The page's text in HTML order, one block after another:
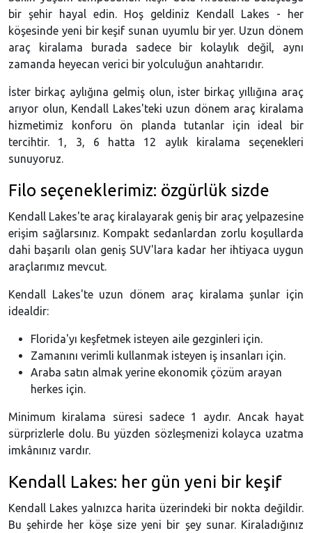
bir şehir hayal edin. Hoş geldiniz Kendall Lakes - her
köşesinde yeni bir keşif sunan uyumlu bir yer. Uzun dönem
araç kiralama burada sadece bir kolaylık değil, aynı
zamanda heyecan verici bir yolculuğun anahtarıdır.
İster birkaç aylığına gelmiş olun, ister birkaç yıllığına araç
arıyor olun, Kendall Lakes'teki uzun dönem araç kiralama
hizmetimiz konforu ön planda tutanlar için ideal bir
tercihtir. 1, 3, 6 hatta 12 aylık kiralama seçenekleri
sunuyoruz.
Filo seçeneklerimiz: özgürlük sizde
Kendall Lakes'te araç kiralayarak geniş bir araç yelpazesine
erişim sağlarsınız. Kompakt sedanlardan zorlu koşullarda
dahi başarılı olan geniş SUV'lara kadar her ihtiyaca uygun
araçlarımız mevcut.
Kendall Lakes'te uzun dönem araç kiralama şunlar için
idealdir:
Florida'yı keşfetmek isteyen aile gezginleri için.
Zamanını verimli kullanmak isteyen iş insanları için.
Araba satın almak yerine ekonomik çözüm arayan
herkes için.
Minimum kiralama süresi sadece 1 aydır. Ancak hayat
sürprizlerle dolu. Bu yüzden sözleşmenizi kolayca uzatma
imkânınız vardır.
Kendall Lakes: her gün yeni bir keşif
Kendall Lakes yalnızca harita üzerindeki bir nokta değildir.
Bu şehirde her köşe size yeni bir şey sunar. Kiraladığınız